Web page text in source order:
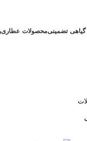
تضمینیمحصولات عطاری